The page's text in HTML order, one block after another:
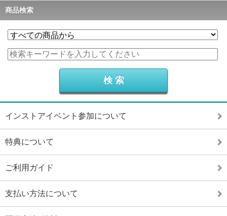
商品検索
インストアイベント参加について
特典について
ご利用ガイド
支払い方法について